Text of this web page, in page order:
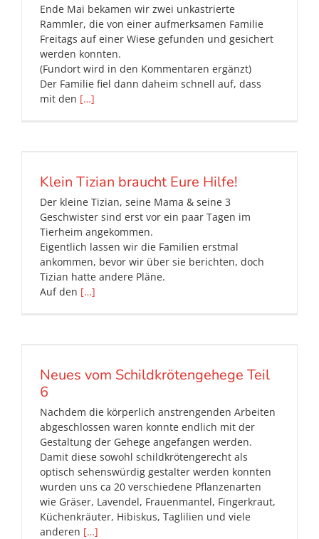
Ende Mai bekamen wir zwei unkastrierte
Rammler, die von einer aufmerksamen Familie
Freitags auf einer Wiese gefunden und gesichert
werden konnten.
(Fundort wird in den Kommentaren ergänzt)
Der Familie fiel dann daheim schnell auf, dass
mit den […]
Klein Tizian braucht Eure Hilfe!
Der kleine Tizian, seine Mama & seine 3
Geschwister sind erst vor ein paar Tagen im
Tierheim angekommen.
Eigentlich lassen wir die Familien erstmal
ankommen, bevor wir über sie berichten, doch
Tizian hatte andere Pläne.
Auf den […]
Neues vom Schildkrötengehege Teil
6
Nachdem die körperlich anstrengenden Arbeiten
abgeschlossen waren konnte endlich mit der
Gestaltung der Gehege angefangen werden.
Damit diese sowohl schildkrötengerecht als
optisch sehenswürdig gestalter werden konnten
wurden uns ca 20 verschiedene Pflanzenarten
wie Gräser, Lavendel, Frauenmantel, Fingerkraut,
Küchenkräuter, Hibiskus, Taglilien und viele
anderen […]